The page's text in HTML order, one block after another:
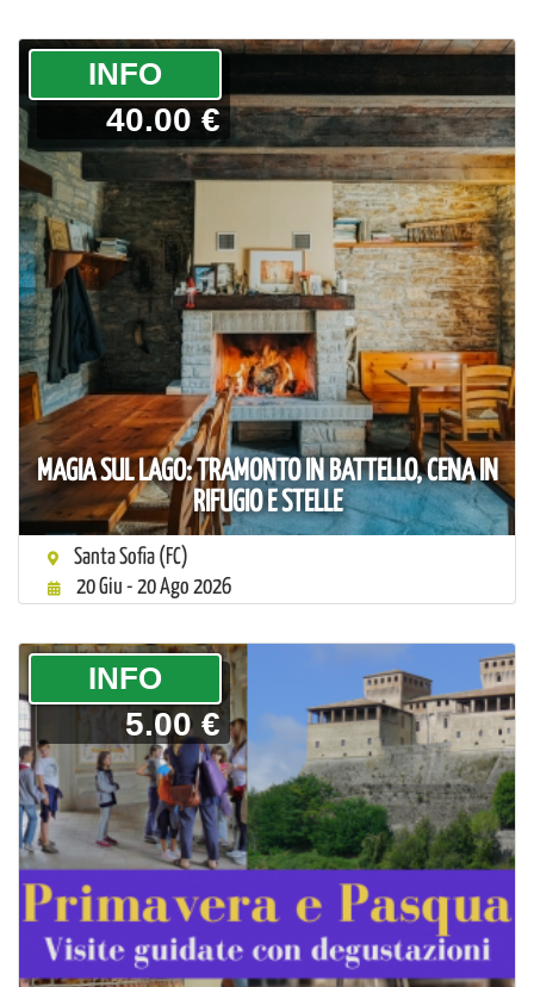
MAGIA SUL LAGO: TRAMONTO IN BATTELLO, CENA IN
RIFUGIO E STELLE
­INFO
40.00 €
Santa Sofia (FC)
20 Giu - 20 Ago 2026
­INFO
5.00 €